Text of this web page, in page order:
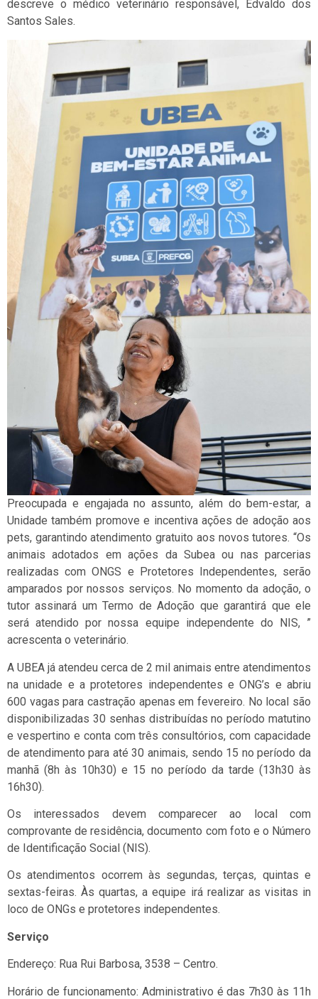
descreve o médico veterinário responsável, Edvaldo dos
Santos Sales.
Preocupada e engajada no assunto, além do bem-estar, a
Unidade também promove e incentiva ações de adoção aos
pets, garantindo atendimento gratuito aos novos tutores. “Os
animais adotados em ações da Subea ou nas parcerias
realizadas com ONGS e Protetores Independentes, serão
amparados por nossos serviços. No momento da adoção, o
tutor assinará um Termo de Adoção que garantirá que ele
será atendido por nossa equipe independente do NIS, ”
acrescenta o veterinário.
A UBEA já atendeu cerca de 2 mil animais entre atendimentos
na unidade e a protetores independentes e ONG’s e abriu
600 vagas para castração apenas em fevereiro. No local são
disponibilizadas 30 senhas distribuídas no período matutino
e vespertino e conta com três consultórios, com capacidade
de atendimento para até 30 animais, sendo 15 no período da
manhã (8h às 10h30) e 15 no período da tarde (13h30 às
16h30).
Os interessados devem comparecer ao local com
comprovante de residência, documento com foto e o Número
de Identificação Social (NIS).
Os atendimentos ocorrem às segundas, terças, quintas e
sextas-feiras. Às quartas, a equipe irá realizar as visitas in
loco de ONGs e protetores independentes.
Serviço
Endereço: Rua Rui Barbosa, 3538 – Centro.
Horário de funcionamento: Administrativo é das 7h30 às 11h